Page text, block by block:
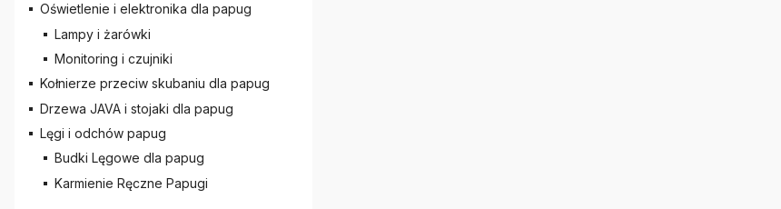
Oświetlenie i elektronika dla papug
Lampy i żarówki
Monitoring i czujniki
Kołnierze przeciw skubaniu dla papug
Drzewa JAVA i stojaki dla papug
Lęgi i odchów papug
Budki Lęgowe dla papug
Karmienie Ręczne Papugi